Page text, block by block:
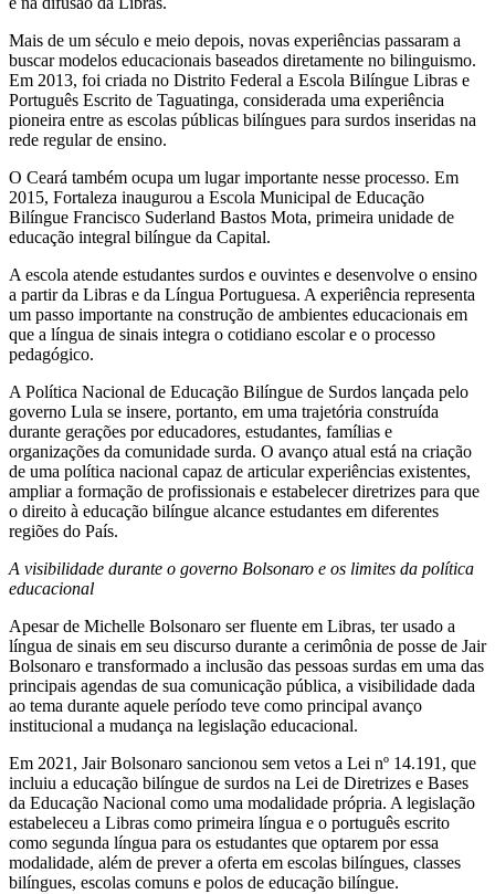
Mais de um século e meio depois, novas experiências passaram a
buscar modelos educacionais baseados diretamente no bilinguismo.
Em 2013, foi criada no Distrito Federal a Escola Bilíngue Libras e
Português Escrito de Taguatinga, considerada uma experiência
pioneira entre as escolas públicas bilíngues para surdos inseridas na
rede regular de ensino.
O Ceará também ocupa um lugar importante nesse processo. Em
2015, Fortaleza inaugurou a Escola Municipal de Educação
Bilíngue Francisco Suderland Bastos Mota, primeira unidade de
educação integral bilíngue da Capital.
A escola atende estudantes surdos e ouvintes e desenvolve o ensino
a partir da Libras e da Língua Portuguesa. A experiência representa
um passo importante na construção de ambientes educacionais em
que a língua de sinais integra o cotidiano escolar e o processo
pedagógico.
A Política Nacional de Educação Bilíngue de Surdos lançada pelo
governo Lula se insere, portanto, em uma trajetória construída
durante gerações por educadores, estudantes, famílias e
organizações da comunidade surda. O avanço atual está na criação
de uma política nacional capaz de articular experiências existentes,
ampliar a formação de profissionais e estabelecer diretrizes para que
o direito à educação bilíngue alcance estudantes em diferentes
regiões do País.
A visibilidade durante o governo Bolsonaro e os limites da política
educacional
Apesar de Michelle Bolsonaro ser fluente em Libras, ter usado a
língua de sinais em seu discurso durante a cerimônia de posse de Jair
Bolsonaro e transformado a inclusão das pessoas surdas em uma das
principais agendas de sua comunicação pública, a visibilidade dada
ao tema durante aquele período teve como principal avanço
institucional a mudança na legislação educacional.
Em 2021, Jair Bolsonaro sancionou sem vetos a Lei nº 14.191, que
incluiu a educação bilíngue de surdos na Lei de Diretrizes e Bases
da Educação Nacional como uma modalidade própria. A legislação
estabeleceu a Libras como primeira língua e o português escrito
como segunda língua para os estudantes que optarem por essa
modalidade, além de prever a oferta em escolas bilíngues, classes
bilíngues, escolas comuns e polos de educação bilíngue.